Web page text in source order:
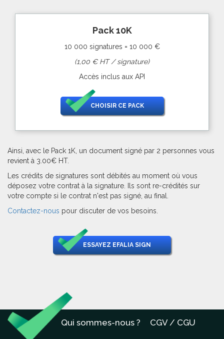
Pack 10K
10 000 signatures = 10 000 €
(1,00 € HT / signature)
Accès inclus aux API
CHOISIR CE PACK
Ainsi, avec le Pack 1K, un document signé par 2 personnes vous
revient à 3.00€ HT.
Les crédits de signatures sont débités au moment où vous
déposez votre contrat à la signature. Ils sont re-crédités sur
votre compte si le contrat n'est pas signé, au final.
Contactez-nous pour discuter de vos besoins.
ESSAYEZ EFALIA SIGN
Qui sommes-nous ? CGV / CGU